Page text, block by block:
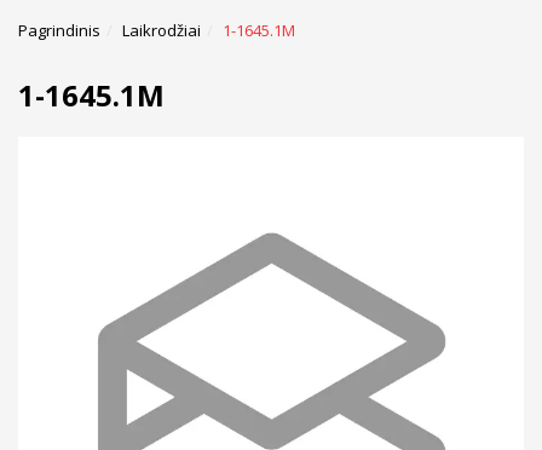
Pagrindinis Laikrodžiai 1-1645.1M
1-1645.1M